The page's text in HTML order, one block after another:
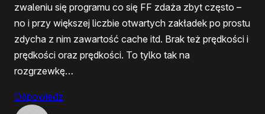
zwaleniu się programu co się FF zdaża zbyt często –
no i przy większej liczbie otwartych zakładek po prostu
zdycha z nim zawartość cache itd. Brak też prędkości i
prędkości oraz prędkości. To tylko tak na
rozgrzewkę…
Odpowiedz